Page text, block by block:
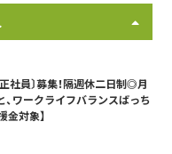
社員〕募集！隔週休二日制◎月
ワークライフバランスばっち
金対象】